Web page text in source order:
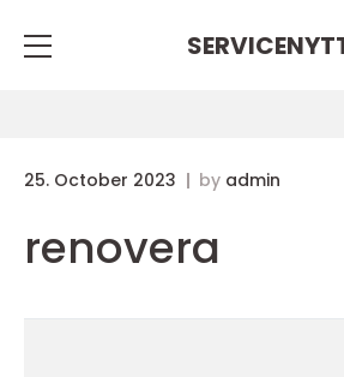
25. October 2023 by admin
renovera